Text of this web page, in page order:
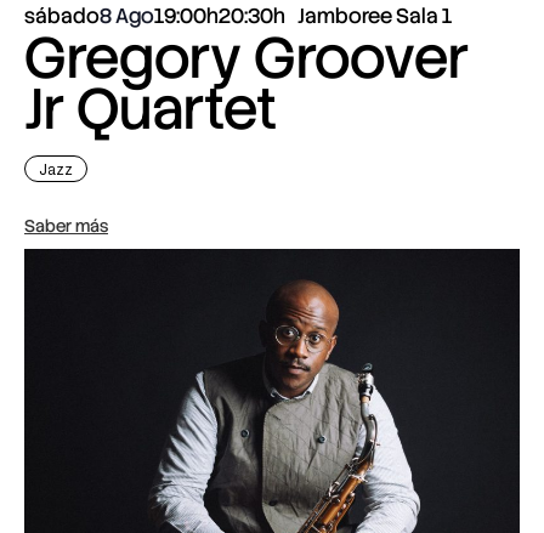
sábado8 Ago19:00h20:30h Jamboree Sala 1
Gregory Groover
Jr Quartet
Jazz
Saber más